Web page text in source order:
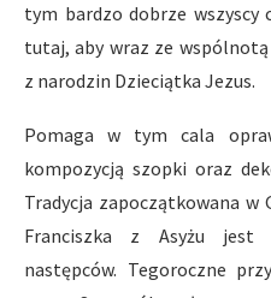
tym bardzo dobrze wszyscy
tutaj, aby wraz ze
z narodzin Dzieciątka Jezus.
Pomaga w tym cala
kompozycją szopki oraz
Tradycja zapoczątkowana w
Franciszka z Asyżu jest
następców. Tegoroczne